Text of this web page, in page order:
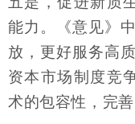
能力。《意见》
放，更好服务高
资本市场制度竞
术的包容性，完